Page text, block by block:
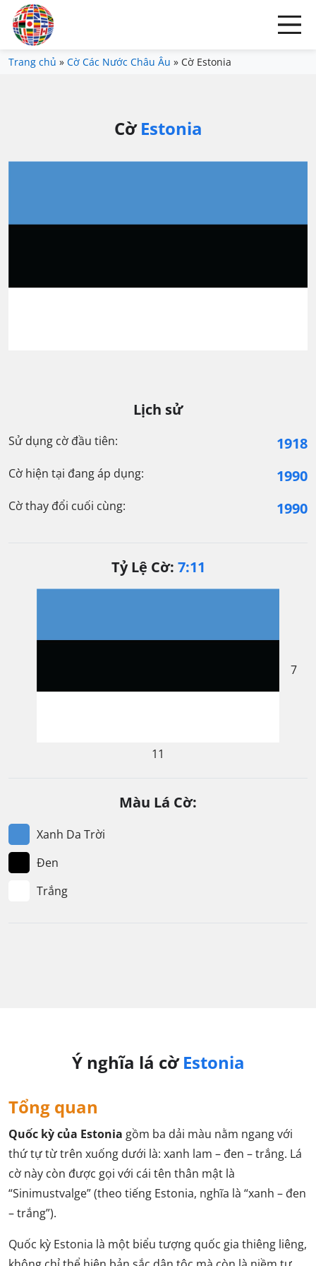
Trang chủ » Cờ Các Nước Châu Âu » Cờ Estonia
CờEstonia
Lịch sử
Sử dụng cờ đầu tiên: 1918
Cờ hiện tại đang áp dụng: 1990
Cờ thay đổi cuối cùng: 1990
Tỷ Lệ Cờ: 7:11
11
7
Màu Lá Cờ:
Xanh Da Trời
Đen
Trắng
Ý nghĩa lá cờEstonia
Tổng quan
Quốc kỳ của Estonia gồm ba dải màu nằm ngang với
thứ tự từ trên xuống dưới là: xanh lam – đen – trắng. Lá
cờ này còn được gọi với cái tên thân mật là
“Sinimustvalge” (theo tiếng Estonia, nghĩa là “xanh – đen
– trắng”).
Quốc kỳ Estonia là một biểu tượng quốc gia thiêng liêng,